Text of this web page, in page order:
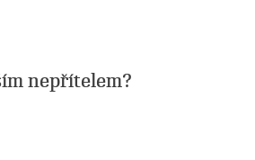
nepřítelem?